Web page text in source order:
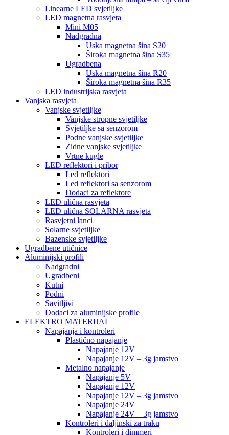
Linearne LED svjetiljke
LED magnetna rasvjeta
Mini M05
Nadgradna
Uska magnetna šina S20
Široka magnetna šina S35
Ugradbena
Uska magnetna šina R20
Široka magnetna šina R35
LED industrijska rasvjeta
Vanjska rasvjeta
Vanjske svjetiljke
Vanjske stropne svjetiljke
Svjetiljke sa senzorom
Podne vanjske svjetiljke
Zidne vanjske svjetiljke
Vrtne kugle
LED reflektori i pribor
Led reflektori
Led reflektori sa senzorom
Dodaci za reflektore
LED ulična rasvjeta
LED ulična SOLARNA rasvjeta
Rasvjetni lanci
Solarne svjetiljke
Bazenske svjetiljke
Ugradbene utičnice
Aluminijski profili
Nadgradni
Ugradbeni
Kutni
Podni
Savitljivi
Dodaci za aluminijske profile
ELEKTRO MATERIJAL
Napajanja i kontroleri
Plastično napajanje
Napajanje 12V
Napajanje 12V – 3g jamstvo
Metalno napajanje
Napajanje 5V
Napajanje 12V
Napajanje 12V – 3g jamstvo
Napajanje 24V
Napajanje 24V – 3g jamstvo
Kontroleri i daljinski za traku
Kontroleri i dimmeri